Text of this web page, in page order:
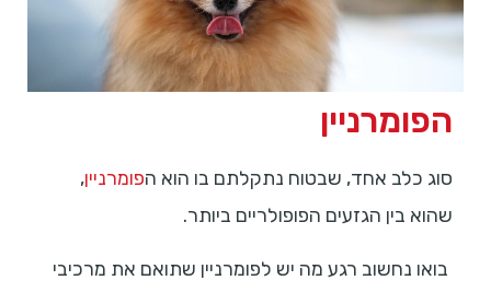
הפומרניין
סוג כלב אחד, שבטוח נתקלתם בו הוא הפומרניין,
שהוא בין הגזעים הפופולריים ביותר.
בואו נחשוב רגע מה יש לפומרניין שתואם את מרכיבי